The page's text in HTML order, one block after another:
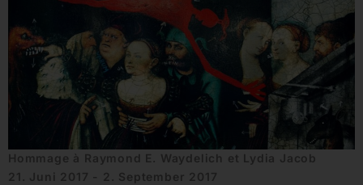
Hommage à Raymond E. Waydelich et Lydia Jacob
21. Juni 2017 - 2. September 2017